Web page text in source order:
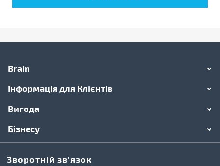
Brain
Інформація для Клієнтів
Вигода
Бізнесу
Зворотній зв'язок